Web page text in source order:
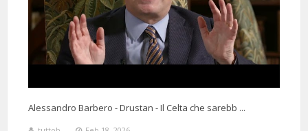
@mehdighaderi9780Said: 1 Months 6 Days 5 Hours 40 Minutes ago
Ascolto sempre con grande entusiasmo il prof. Barbero, ma non
COMPROMESSO STORICO, non perché viveva a Montemario. Mi
Alessandro Barbero - Drustan - Il Celta che sarebb ...